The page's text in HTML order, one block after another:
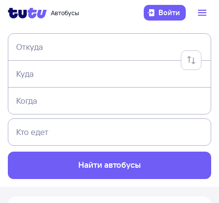
Автобусы Войти
Откуда
Куда
Когда
Кто едет
Найти автобусы